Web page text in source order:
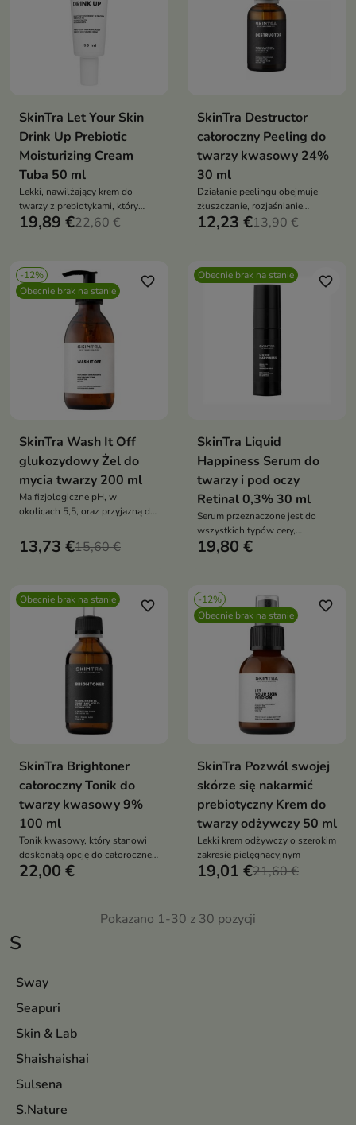
S
Sway
Seapuri
Skin & Lab
Shaishaishai
Sulsena
S.Nature
SkinTra Let Your Skin
Drink Up Prebiotic
Moisturizing Cream
Tuba 50 ml
Lekki, nawilżający krem do
twarzy z prebiotykami, który
został zaprojektowany, aby
19,89 €22,60 €
SkinTra Destructor
całoroczny Peeling do
twarzy kwasowy 24%
30 ml
Działanie peelingu obejmuje
złuszczanie, rozjaśnianie
przebarwień, ograniczanie
12,23 €13,90 €
-12%
Obecnie brak na stanie
favorite_border
SkinTra Wash It Off
glukozydowy Żel do
mycia twarzy 200 ml
Ma fizjologiczne pH, w
okolicach 5,5, oraz przyjazną dla
13,73 €15,60 €
Obecnie brak na stanie favorite_border
SkinTra Liquid
Happiness Serum do
twarzy i pod oczy
Retinal 0,3% 30 ml
Serum przeznaczone jest do
wszystkich typów cery,
szczególnie polecane dla skóry
przebarwieniami
19,80 €
Obecnie brak na stanie favorite_border
SkinTra Brightoner
całoroczny Tonik do
twarzy kwasowy 9%
100 ml
Tonik kwasowy, który stanowi
doskonałą opcję do całorocznej
pielęgnacji domowej
22,00 €
-12%
Obecnie brak na stanie
favorite_border
SkinTra Pozwól swojej
skórze się nakarmić
prebiotyczny Krem do
twarzy odżywczy 50 ml
Lekki krem odżywczy o szerokim
zakresie pielęgnacyjnym
19,01 €21,60 €
Pokazano 1-30 z 30 pozycji